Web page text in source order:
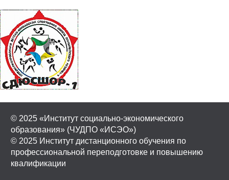
© 2025 «Институт социально-экономического
образования» (ЧУДПО «ИСЭО»)
© 2025 Институт дистанционного обучения по
профессиональной переподготовке и повышению
квалификации